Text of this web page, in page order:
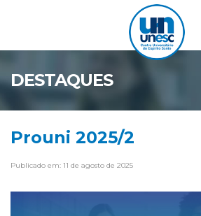
DESTAQUES
Prouni 2025/2
Publicado em: 11 de agosto de 2025